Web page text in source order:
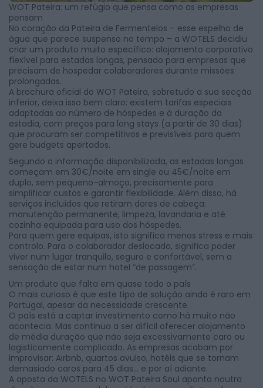
WOT Pateira: um refúgio que pensa como as empresas
pensam
No coração da Pateira de Fermentelos – esse espelho de
água que parece suspenso no tempo – a WOTELS decidiu
criar um produto muito específico: alojamento corporativo
flexível para estadas longas, pensado para empresas que
precisam de hospedar colaboradores durante missões
prolongadas.
A brochura oficial do WOT Pateira, sobretudo a sua secção
inferior, deixa isso bem claro: existem tarifas especiais
adaptadas ao número de hóspedes e à duração da
estadia, com preços para long stays (a partir de 30 dias)
que procuram ser competitivos e previsíveis para quem
gere budgets apertados.
Segundo a informação disponibilizada, as estadas longas
começam em 30€/noite em single ou 45€/noite em
duplo, sem pequeno-almoço, precisamente para
simplificar custos e garantir flexibilidade. Além disso, há
serviços incluídos que retiram dores de cabeça:
manutenção permanente, limpeza, lavandaria e até
cozinha equipada para uso dos hóspedes.
Para quem gere equipas, isto significa menos stress e mais
controlo. Para o colaborador deslocado, significa poder
viver num lugar tranquilo, seguro e confortável, sem a
sensação de estar num hotel “de passagem”.
Um produto que falta em quase todo o país
O mais curioso é que este tipo de solução ainda é raro em
Portugal, apesar da necessidade crescente.
O país está a captar investimento como há muito não
acontecia. Mas continua a ser difícil oferecer alojamento
de média duração que não seja excessivamente caro ou
logisticamente complicado. As empresas acabam por
improvisar: Airbnb, quartos avulso, hotéis que se tornam
demasiado caros para 45 dias… e por aí adiante.
A aposta da WOTELS no WOT Pateira Soul aponta noutra